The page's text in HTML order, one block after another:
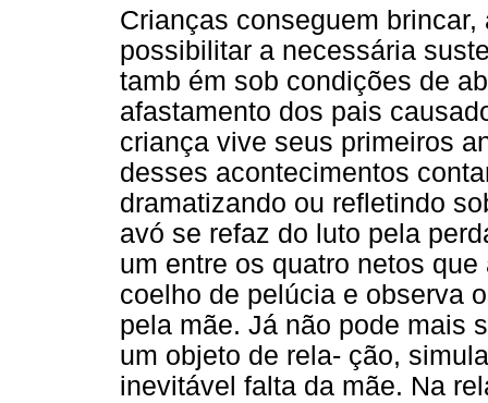
Crianças conseguem
possibilitar a necessária
tamb ém sob condições de
afastamento dos pais
criança vive seus primeiros
desses acontecimentos
dramatizando ou refletindo
avó se refaz do luto pela
um entre os quatro netos
coelho de pelúcia e observa
pela mãe. Já não pode mais
um objeto de rela- ção,
inevitável falta da mãe. Na